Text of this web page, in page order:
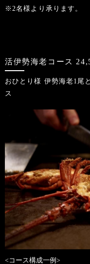
※2名様より承ります。
活伊勢海老コース
おひとり様 伊勢海老1尾
ス
<コース構成一例>